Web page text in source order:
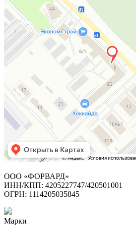
ООО «ФОРВАРД»
ИНН/КПП: 4205227747/420501001
ОГРН: 1114205035845
Марки